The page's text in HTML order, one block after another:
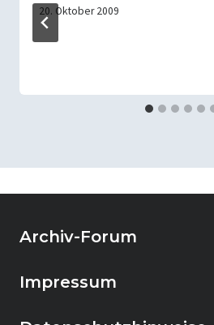
20. Oktober 2009
Archiv-Forum
Impressum